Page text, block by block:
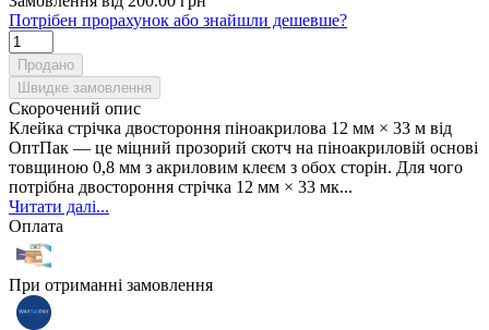
Потрібен прорахунок або знайшли дешевше?
Продано
Швидке замовлення
Скорочений опис
Клейка стрічка двостороння піноакрилова 12 мм × 33 м від
ОптПак — це міцний прозорий скотч на піноакриловій основі
товщиною 0,8 мм з акриловим клеєм з обох сторін. Для чого
потрібна двостороння стрічка 12 мм × 33 мк...
Читати далі...
Оплата
При отриманні замовлення